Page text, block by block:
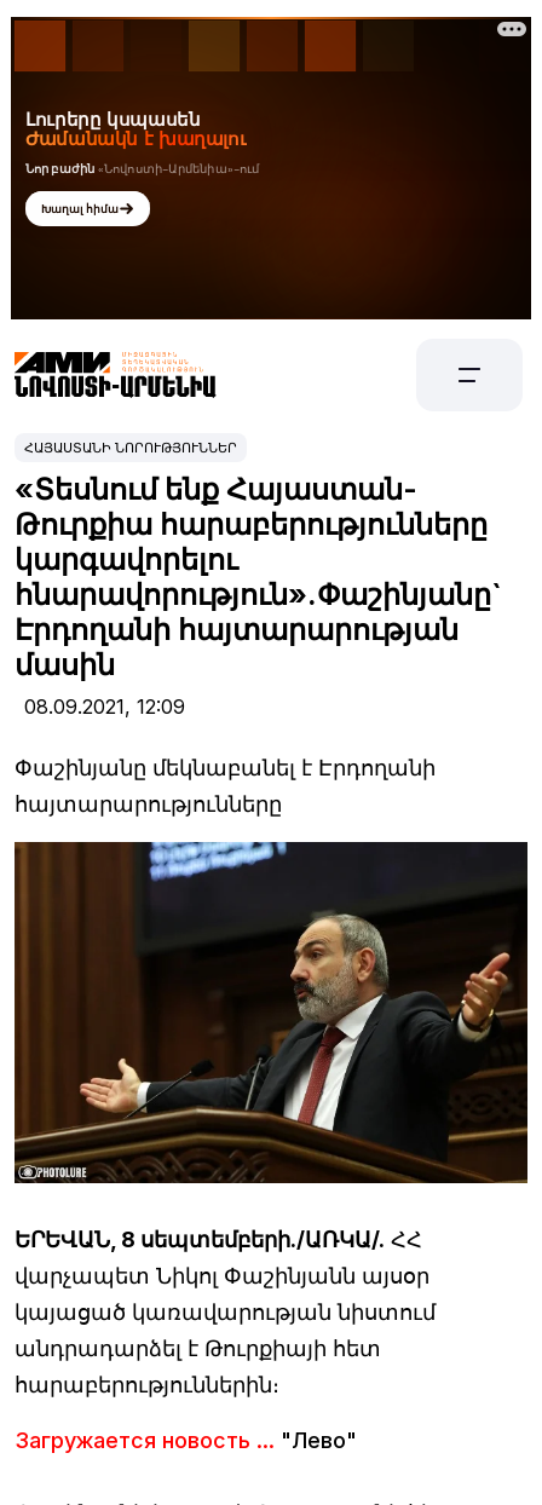
ՀԱՅԱՍՏԱՆԻ ՆՈՐՈՒԹՅՈՒՆՆԵՐ
«Տեսնում ենք Հայաստան-
Թուրքիա հարաբերությունները
կարգավորելու
հնարավորություն».Փաշինյանը`
Էրդողանի հայտարարության
մասին
08.09.2021, 12:09
Փաշինյանը մեկնաբանել է Էրդողանի
հայտարարությունները
ԵՐԵՎԱՆ, 8 սեպտեմբերի./ԱՌԿԱ/. ՀՀ
վարչապետ Նիկոլ Փաշինյանն այսօր
կայացած կառավարության նիստում
անդրադարձել է Թուրքիայի հետ
հարաբերություններին։
Загружается новость ... "Лево"